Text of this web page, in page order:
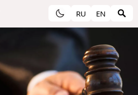
RU EN